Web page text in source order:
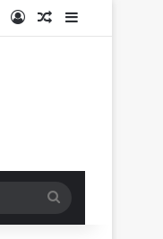
Log InRandom Article
Sidebar
for